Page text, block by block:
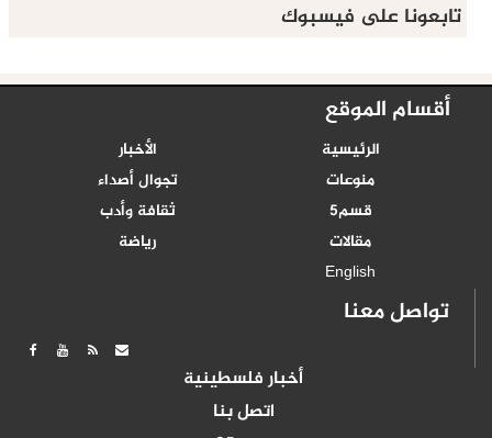
تابعونا على فيسبوك
أقسام الموقع
الرئيسية
الأخبار
منوعات
تجوال أصداء
قسم5
ثقافة وأدب
مقالات
رياضة
English
تواصل معنا
أخبار فلسطينية
اتصل بنا